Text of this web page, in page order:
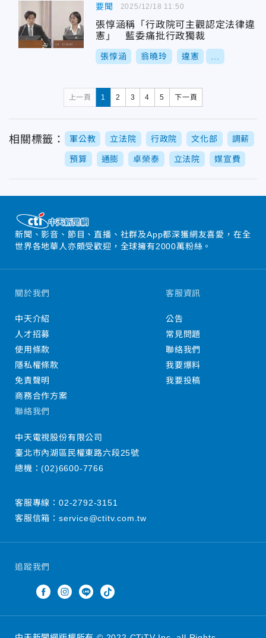
要聞
張惇涵稱「行政院可主觀認定法律違
憲」 藍委痛批行政獨裁
張惇涵 翁曉玲 違憲
2025/12/18 11:50
上一頁 1 2 3 4 5 下一頁
相關標籤： 軍公教 立法院 行政院 文化部 調薪
預算 通膨 卓榮泰 立法院 媒宣費
新聞、影音、節目、直播、社群及App都深獲網友喜愛，在全
世界各地華人亦頗受歡迎，全球擁有2000萬粉絲。
追蹤我們
關於我們
中天介紹
人才招募
使用條款
隱私權條款
免責聲明
商務合作方案
客服資訊
公告
常見問題
聯絡我們
我要爆料
我要投稿
聯絡我們
中天電視股份有限公司
臺北市內湖區民權東路六段25號
總機：(02)6600-7766
客服專線： 02-2792-3151
客服信箱： service@ctitv.com.tw